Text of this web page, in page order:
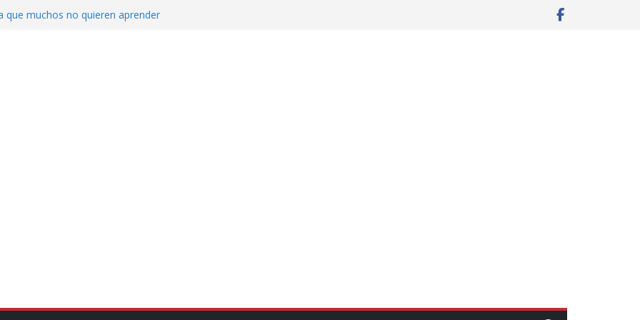
que muchos no quieren aprender